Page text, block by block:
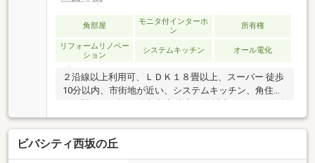
ム施工内容＞躯体以外、壁、床、設備すべて取替
（2024年1月実施）＜備考＞※周辺環境の距離について
は経度緯度を用いて計測したものであり、全て概算の
距離になっております
角部屋
モニタ付インターホ
ン
所有権
リフォームリノベー
ション
システムキッチン オール電化
２沿線以上利用可、ＬＤＫ１８畳以上、スーパー 徒歩
10分以内、市街地が近い、システムキッチン、角住
洗面化粧台、バリアフリー、２面以上バルコニー、複
層ガラス、温水洗浄便座、ＴＶモニタ付インターホ
ン、ＩＨクッキングヒーター、全居室複層ガラスか複
層サッシ、エレベーター、オール電化、浄水器、高機
ビバシティ西坂の丘